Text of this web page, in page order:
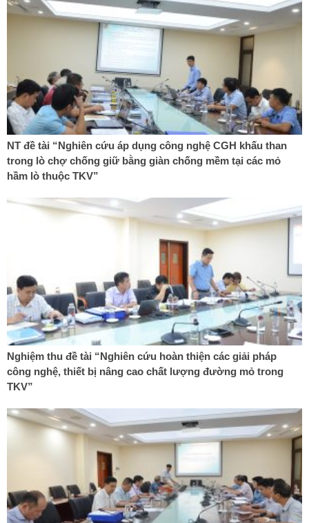
NT đề tài “Nghiên cứu áp dụng công nghệ CGH khấu than
trong lò chợ chống giữ bằng giàn chống mềm tại các mỏ
hầm lò thuộc TKV”
Nghiệm thu đề tài “Nghiên cứu hoàn thiện các giải pháp
công nghệ, thiết bị nâng cao chất lượng đường mỏ trong
TKV”